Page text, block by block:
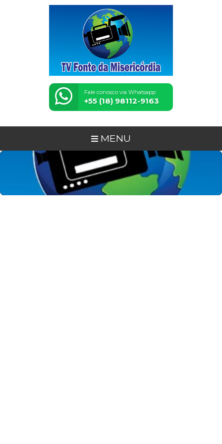
Fale conosco via Whatsapp:
+55 (18) 98112-9163
MENU